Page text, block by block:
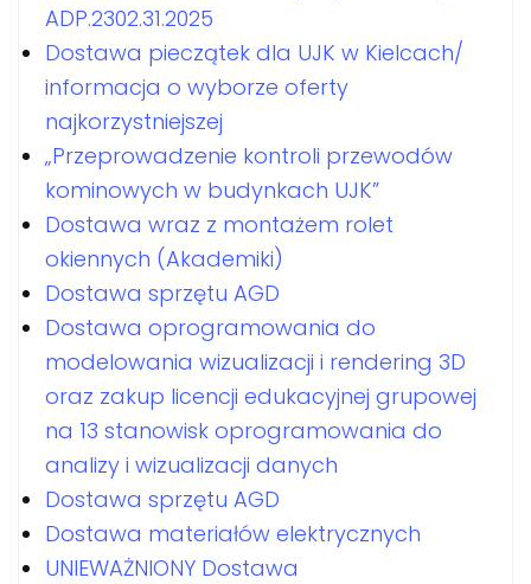
ADP.2302.31.2025
Dostawa pieczątek dla UJK w Kielcach/
informacja o wyborze oferty
najkorzystniejszej
„Przeprowadzenie kontroli przewodów
kominowych w budynkach UJK”
Dostawa wraz z montażem rolet
okiennych (Akademiki)
Dostawa sprzętu AGD
Dostawa oprogramowania do
modelowania wizualizacji i rendering 3D
oraz zakup licencji edukacyjnej grupowej
na 13 stanowisk oprogramowania do
analizy i wizualizacji danych
Dostawa sprzętu AGD
Dostawa materiałów elektrycznych
UNIEWAŻNIONY Dostawa